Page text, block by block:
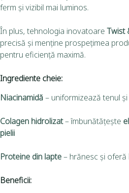
ferm și vizibil mai luminos.
În plus, tehnologia inovatoare Twist
precisă și menține prospețimea
pentru eficiență maximă.
Ingrediente cheie:
Niacinamidă – uniformizează tenul
Colagen hidrolizat– îmbunătățește
pielii
Proteine din lapte– hrănesc și oferă
Beneficii: